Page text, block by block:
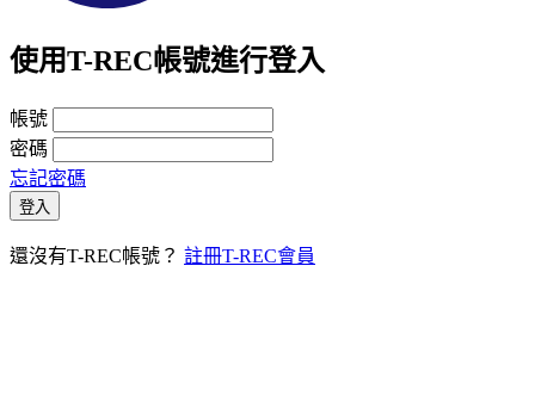
使用T-REC帳號進行登入
帳號
密碼
忘記密碼
登入
還沒有T-REC帳號？ 註冊T-REC會員